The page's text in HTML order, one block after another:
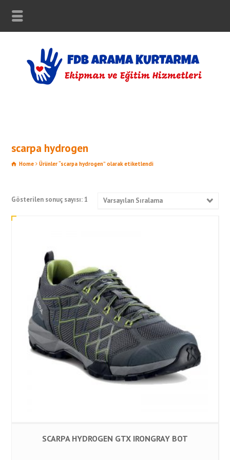
scarpa hydrogen
Home Ürünler “scarpa hydrogen” olarak etiketlendi
Gösterilen sonuç sayısı: 1 Varsayılan Sıralama
SCARPA HYDROGEN GTX IRONGRAY BOT